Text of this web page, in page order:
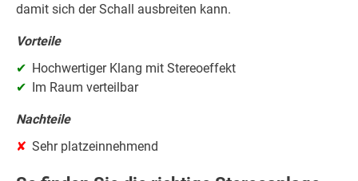
damit sich der Schall ausbreiten kann.
Vorteile
Hochwertiger Klang mit Stereoeffekt
Im Raum verteilbar
Nachteile
Sehr platzeinnehmend